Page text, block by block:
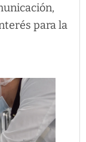
para la